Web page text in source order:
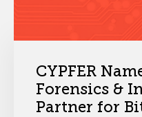
CYPFER
Forensics &
Partner for